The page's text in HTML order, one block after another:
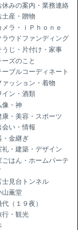
休みの案内・業務連絡
土産・贈物
メラ・ｉＰｈｏｎｅ
ラウドファンディング
うじ・片付け・家事
ーズのこと
ーブルコーディネート
ァッション・着物
イン・酒類
像・神
康・美容・スポーツ
会い・情報
・金継ぎ
礼・建築・デザイン
ごはん・ホームパーテ
士見台トンネル
山薫堂
代（１９夜）
行・観光